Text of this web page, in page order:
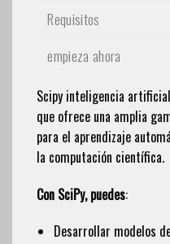
Requisitos
empieza ahora
Scipy inteligencia artificial
que ofrece una amplia
para el aprendizaje
la computación científica.
Con SciPy, puedes:
Desarrollar modelos